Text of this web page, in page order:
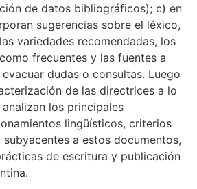
de datos bibliográficos); c) en
sugerencias sobre el léxico,
variedades recomendadas, los
frecuentes y las fuentes a
dudas o consultas. Luego
de las directrices a lo
los principales
lingüísticos, criterios
a estos documentos,
de escritura y publicación